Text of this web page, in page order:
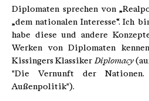
Diplomaten sprechen von
„dem nationalen Interesse“. Ich
habe diese und andere
Werken von Diplomaten
Kissingers Klassiker Diplomacy
"Die Vernunft der
Außenpolitik").